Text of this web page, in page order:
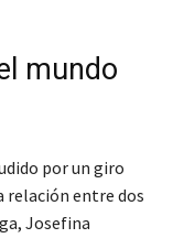
mundo
por un giro
relación entre dos
Josefina